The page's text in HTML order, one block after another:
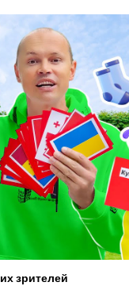
зрителей